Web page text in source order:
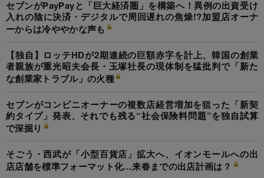
セブンがPayPayと「巨大経済圏」を構築へ！異例の出資受け
入れの陰に決済・デジタルで周回遅れの焦燥!?加盟店オーナ
ーからは冷ややかな声も
【独自】ロッテHDが2期連続の巨額赤字を計上、韓国の創業
者親族が重光昭夫会長・玉塚社長の現体制を猛批判で「新た
な創業家トラブル」の火種
セブンがコンビニオーナーの複数店経営増加を狙った「新契
約タイプ」発表、それでも残る“社会保険料問題”を独自試算
で深掘り
そごう・西武が「小型百貨店」拡大へ、イオンモールへの出
店店舗を標準フォーマット化…来春までの出店計画は？